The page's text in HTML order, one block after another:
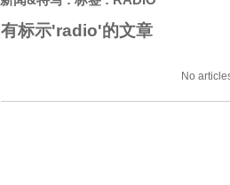
有标示'radio'的文章
No